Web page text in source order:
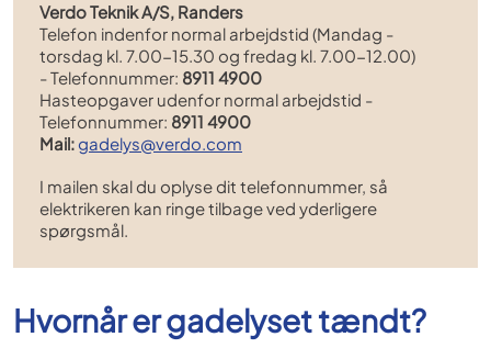
Verdo Teknik A/S, Randers
Telefon indenfor normal arbejdstid (Mandag -
torsdag kl. 7.00-15.30 og fredag kl. 7.00-12.00)
- Telefonnummer: 8911 4900
Hasteopgaver udenfor normal arbejdstid -
Telefonnummer: 8911 4900
Mail:gadelys@verdo.com
I mailen skal du oplyse dit telefonnummer, så
elektrikeren kan ringe tilbage ved yderligere
spørgsmål.
Hvornår er gadelyset tændt?